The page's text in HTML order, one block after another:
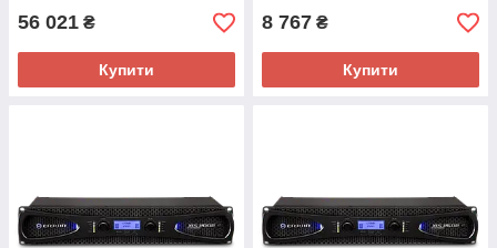
56 021 ₴
Купити
8 767 ₴
Купити